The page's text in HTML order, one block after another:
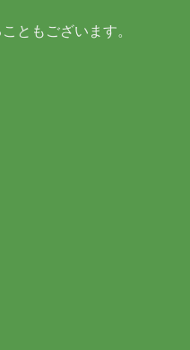
ともございます。